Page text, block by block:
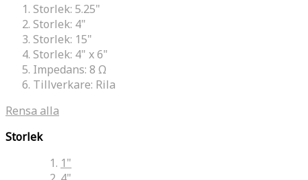
Storlek: 5.25"
Storlek: 4"
Storlek: 15"
Storlek: 4" x 6"
Impedans: 8 Ω
Tillverkare: Rila
Rensa alla
Storlek
1"